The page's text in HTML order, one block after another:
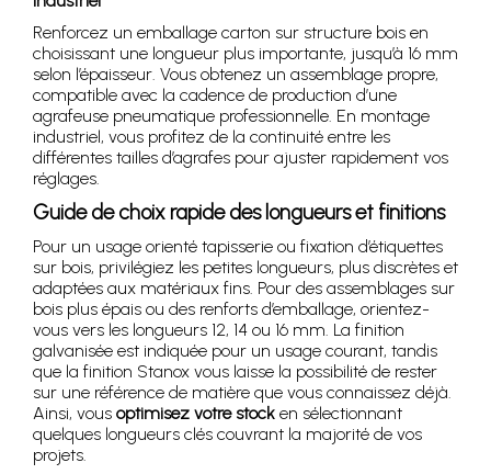
Renforcez un emballage carton sur structure bois en
choisissant une longueur plus importante, jusqu’à 16 mm
selon l’épaisseur. Vous obtenez un assemblage propre,
compatible avec la cadence de production d’une
agrafeuse pneumatique professionnelle. En montage
industriel, vous profitez de la continuité entre les
différentes tailles d’agrafes pour ajuster rapidement vos
réglages.
Guide de choix rapide des longueurs et finitions
Pour un usage orienté tapisserie ou fixation d’étiquettes
sur bois, privilégiez les petites longueurs, plus discrètes et
adaptées aux matériaux fins. Pour des assemblages sur
bois plus épais ou des renforts d’emballage, orientez-
vous vers les longueurs 12, 14 ou 16 mm. La finition
galvanisée est indiquée pour un usage courant, tandis
que la finition Stanox vous laisse la possibilité de rester
sur une référence de matière que vous connaissez déjà.
Ainsi, vous optimisez votre stock en sélectionnant
quelques longueurs clés couvrant la majorité de vos
projets.